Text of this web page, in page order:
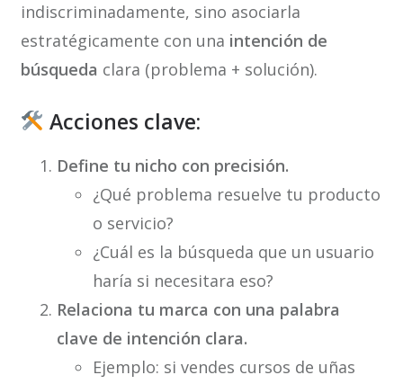
indiscriminadamente, sino asociarla
estratégicamente con una intención de
búsqueda clara (problema + solución).
Acciones clave:
Define tu nicho con precisión.
¿Qué problema resuelve tu producto
o servicio?
¿Cuál es la búsqueda que un usuario
haría si necesitara eso?
Relaciona tu marca con una palabra
clave de intención clara.
Ejemplo: si vendes cursos de uñas